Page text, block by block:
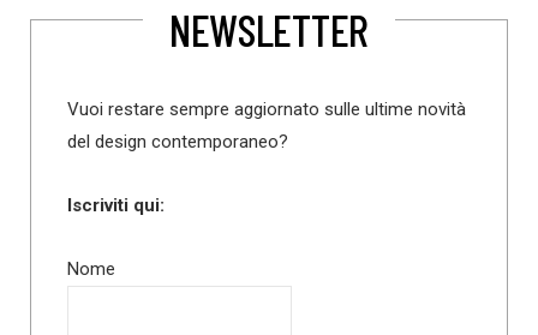
NEWSLETTER
Vuoi restare sempre aggiornato sulle ultime novità
del design contemporaneo?
Iscriviti qui:
Nome